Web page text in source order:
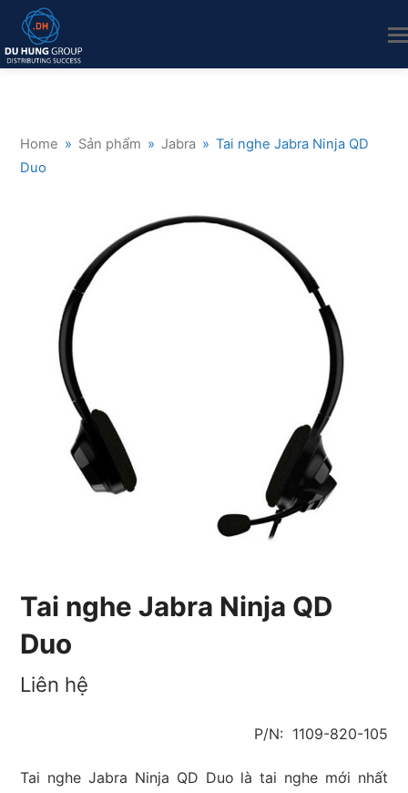
Home » Sản phẩm » Jabra » Tai nghe Jabra Ninja QD
Duo
Tai nghe Jabra Ninja QD
Duo
Liên hệ
P/N: 1109-820-105
Tai nghe Jabra Ninja QD Duo là tai nghe mới nhất